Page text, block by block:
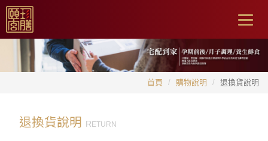
首頁 購物說明 退換貨說明
退換貨說明 RETURN